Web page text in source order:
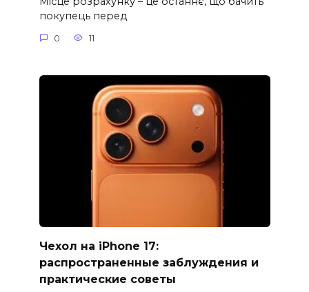
покупець перед
0 11
Чехол на iPhone 17:
распространенные заблуждения и
практические советы